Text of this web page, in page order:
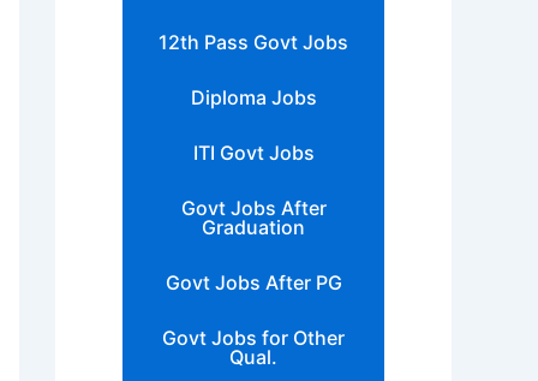
12th Pass Govt Jobs
Diploma Jobs
ITI Govt Jobs
Govt Jobs After
Graduation
Govt Jobs After PG
Govt Jobs for Other
Qual.